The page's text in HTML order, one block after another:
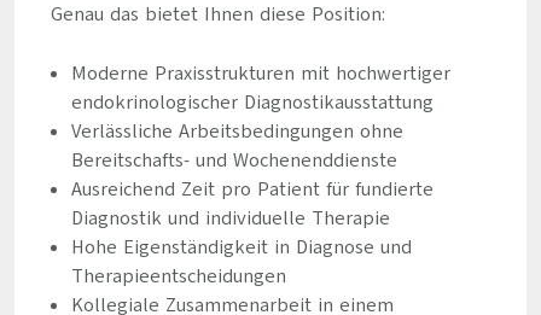
Genau das bietet Ihnen diese Position:
Moderne Praxisstrukturen mit hochwertiger
endokrinologischer Diagnostikausstattung
Verlässliche Arbeitsbedingungen ohne
Bereitschafts- und Wochenenddienste
Ausreichend Zeit pro Patient für fundierte
Diagnostik und individuelle Therapie
Hohe Eigenständigkeit in Diagnose und
Therapieentscheidungen
Kollegiale Zusammenarbeit in einem